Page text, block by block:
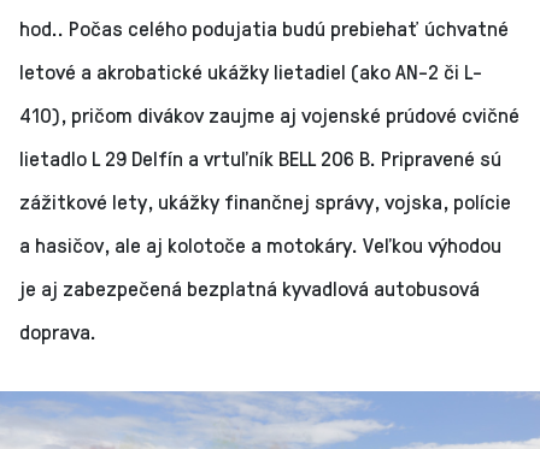
hod.. Počas celého podujatia budú prebiehať úchvatné
letové a akrobatické ukážky lietadiel (ako AN-2 či L-
410), pričom divákov zaujme aj vojenské prúdové cvičné
lietadlo L 29 Delfín a vrtuľník BELL 206 B. Pripravené sú
zážitkové lety, ukážky finančnej správy, vojska, polície
a hasičov, ale aj kolotoče a motokáry. Veľkou výhodou
je aj zabezpečená bezplatná kyvadlová autobusová
doprava.